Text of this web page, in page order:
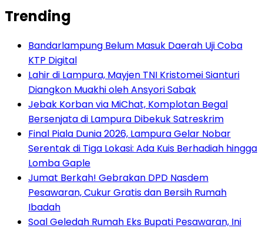
Trending
Bandarlampung Belum Masuk Daerah Uji Coba
KTP Digital
Lahir di Lampura, Mayjen TNI Kristomei Sianturi
Diangkon Muakhi oleh Ansyori Sabak
Jebak Korban via MiChat, Komplotan Begal
Bersenjata di Lampura Dibekuk Satreskrim
Final Piala Dunia 2026, Lampura Gelar Nobar
Serentak di Tiga Lokasi: Ada Kuis Berhadiah hingga
Lomba Gaple
Jumat Berkah! Gebrakan DPD Nasdem
Pesawaran, Cukur Gratis dan Bersih Rumah
Ibadah
Soal Geledah Rumah Eks Bupati Pesawaran, Ini